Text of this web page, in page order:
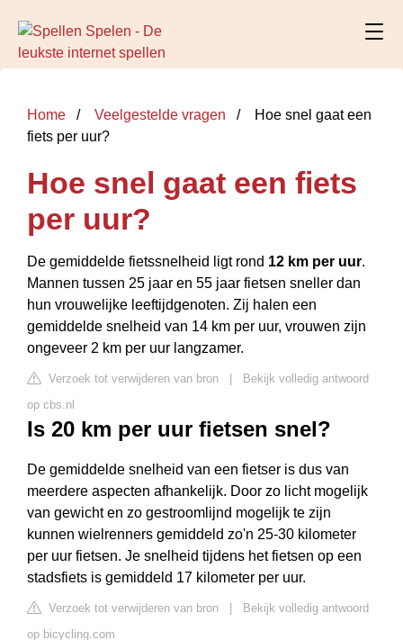
Home Veelgestelde vragen
Hoe snel gaat een
fiets per uur?
Hoe snel gaat een fiets
per uur?
De gemiddelde fietssnelheid ligt rond 12 km per uur.
Mannen tussen 25 jaar en 55 jaar fietsen sneller dan
hun vrouwelijke leeftijdgenoten. Zij halen een
gemiddelde snelheid van 14 km per uur, vrouwen zijn
ongeveer 2 km per uur langzamer.
Verzoek tot verwijderen van bron
Bekijk volledig antwoord
op cbs.nl
Is 20 km per uur fietsen snel?
De gemiddelde snelheid van een fietser is dus van
meerdere aspecten afhankelijk. Door zo licht mogelijk
van gewicht en zo gestroomlijnd mogelijk te zijn
kunnen wielrenners gemiddeld zo'n 25-30 kilometer
per uur fietsen. Je snelheid tijdens het fietsen op een
stadsfiets is gemiddeld 17 kilometer per uur.
Verzoek tot verwijderen van bron
Bekijk volledig antwoord
op bicycling.com